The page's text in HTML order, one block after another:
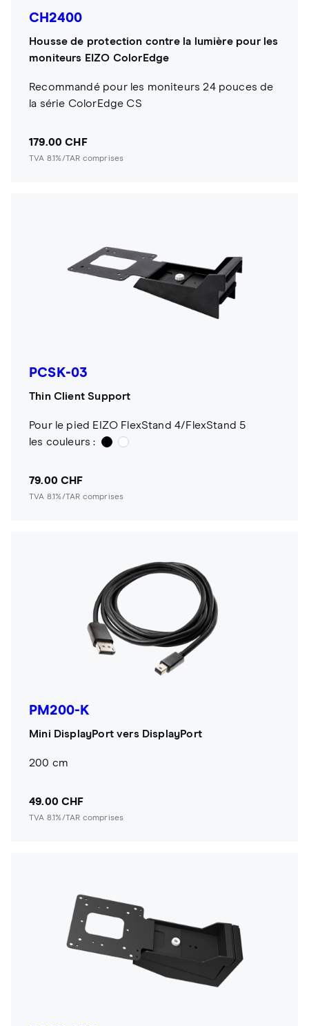
CH2400
Housse de protection contre la lumière pour les
moniteurs EIZO ColorEdge
Recommandé pour les moniteurs 24 pouces de
la série ColorEdge CS
179.00 CHF
TVA 8.1%/TAR comprises
PCSK-03
Thin Client Support
Pour le pied EIZO FlexStand 4/FlexStand 5
les couleurs :
79.00 CHF
TVA 8.1%/TAR comprises
PM200-K
Mini DisplayPort vers DisplayPort
200 cm
49.00 CHF
TVA 8.1%/TAR comprises